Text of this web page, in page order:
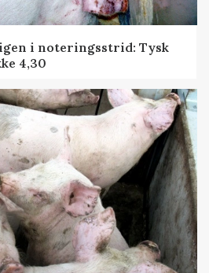
i noteringsstrid: Tysk
4,30